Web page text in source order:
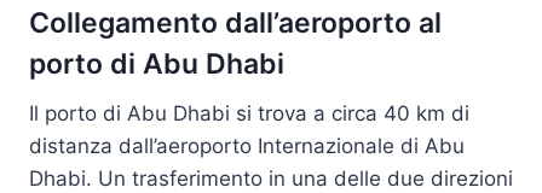
Collegamento dall’aeroporto al
porto di Abu Dhabi
Il porto di Abu Dhabi si trova a circa 40 km di
distanza dall’aeroporto Internazionale di Abu
Dhabi. Un trasferimento in una delle due direzioni